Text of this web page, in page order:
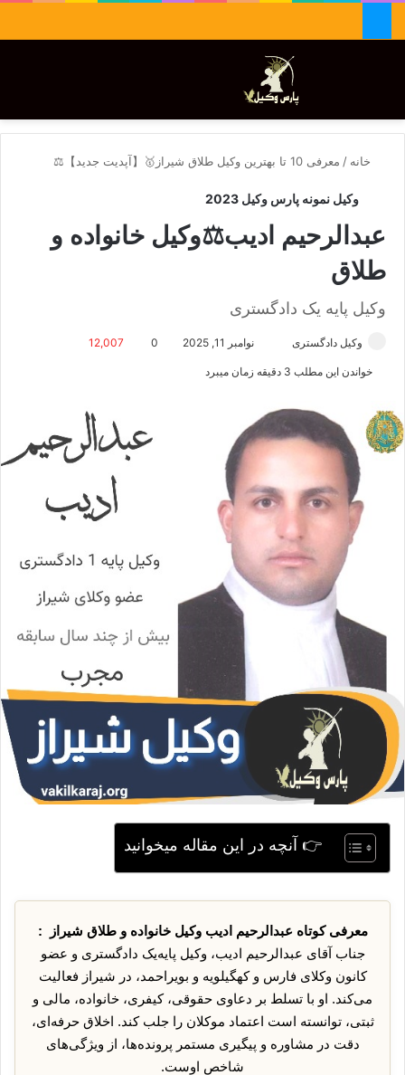
تغییر پوسته
خانه / معرفی 10 تا بهترین وکیل طلاق شیراز🥇【آپدیت جدید】⚖️
وکیل نمونه پارس وکیل 2023
عبدالرحیم ادیب⚖️وکیل خانواده و
طلاق
وکیل پایه یک دادگستری
وکیل دادگستری
ا
م
ل
نوامبر 11, 2025 0
12,007
خواندن این مطلب 3 دقیقه زمان میبرد
👉 آنچه در این مقاله میخوانید
معرفی کوتاه عبدالرحیم ادیب وکیل خانواده و طلاق شیراز :
جناب آقای عبدالرحیم ادیب، وکیل پایه‌یک دادگستری و عضو
کانون وکلای فارس و کهگیلویه و بویراحمد، در شیراز فعالیت
می‌کند. او با تسلط بر دعاوی حقوقی، کیفری، خانواده، مالی و
ثبتی، توانسته است اعتماد موکلان را جلب کند. اخلاق حرفه‌ای،
دقت در مشاوره و پیگیری مستمر پرونده‌ها، از ویژگی‌های
شاخص اوست.